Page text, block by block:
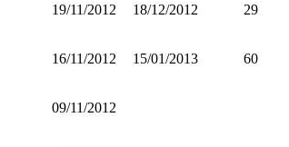
19/11/2012 18/12/2012 29
16/11/2012 15/01/2013 60
09/11/2012